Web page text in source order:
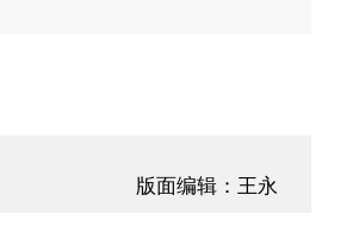
版面编辑：王永